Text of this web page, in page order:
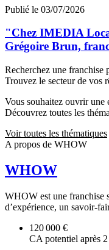
Publié le 03/07/2026
"Chez IMEDIA
Grégoire Brun,
Recherchez une franchise
Trouvez le secteur de vos
Vous souhaitez ouvrir une
Découvrez toutes les
Voir toutes les thématiques
A propos de WHOW
WHOW
WHOW est une franchise
d’expérience, un savoir-
120 000 €
CA potentiel après 2